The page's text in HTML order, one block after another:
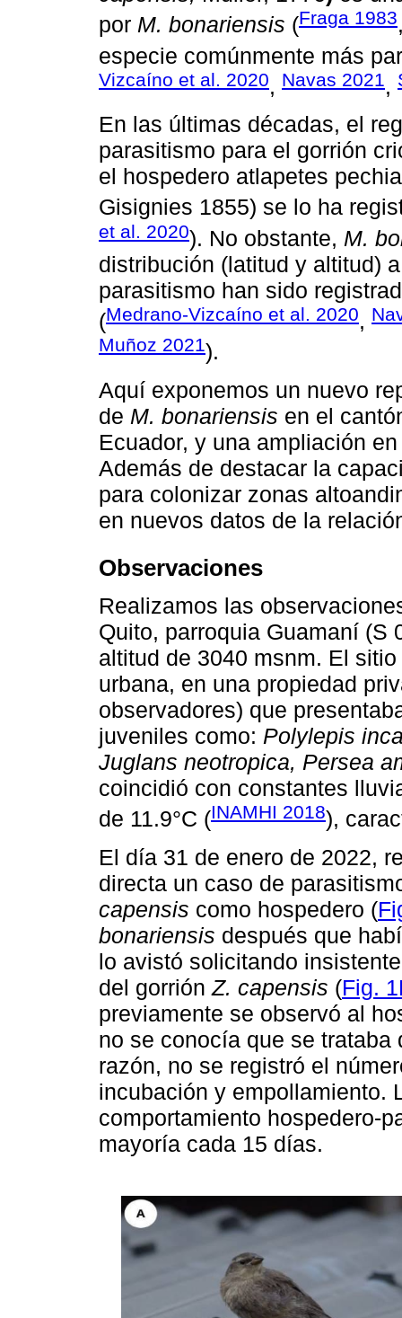
por M. bonariensis (Fraga 1983
especie comúnmente más
Vizcaíno et al. 2020, Navas 2021,
En las últimas décadas, el
parasitismo para el gorrión
el hospedero atlapetes
Gisignies 1855) se lo ha
et al. 2020). No obstante, M.
distribución (latitud y altitud)
parasitismo han sido
(Medrano-Vizcaíno et al. 2020,
Muñoz 2021).
Aquí exponemos un nuevo
de M. bonariensis en el
Ecuador, y una ampliación
Además de destacar la
para colonizar zonas
en nuevos datos de la
Observaciones
Realizamos las
Quito, parroquia Guamaní (S
altitud de 3040 msnm. El
urbana, en una propiedad
observadores) que
juveniles como: Polylepis
Juglans neotropica, Persea
coincidió con constantes
de 11.9°C (INAMHI 2018),
El día 31 de enero de 2022,
directa un caso de
capensis como hospedero (
bonariensis después que
lo avistó solicitando
del gorriónZ. capensis (Fig.
previamente se observó al
no se conocía que se
razón, no se registró el
incubación y empollamiento.
comportamiento hospedero-
mayoría cada 15 días.